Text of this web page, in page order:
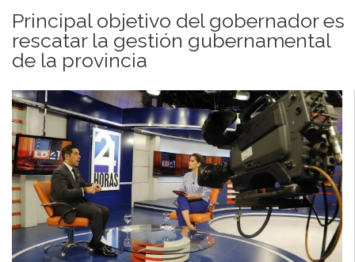
Principal objetivo del gobernador es
rescatar la gestión gubernamental
de la provincia